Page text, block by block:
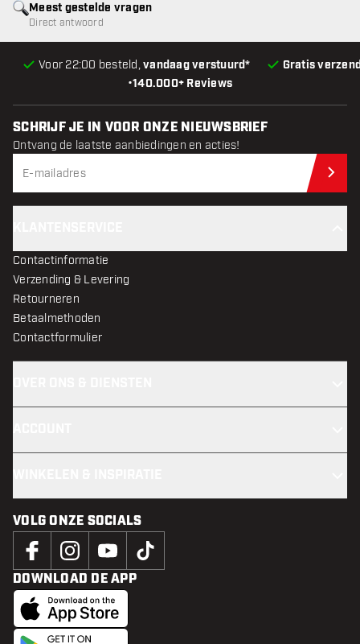
•140.000+ Reviews
Voor 22:00 besteld,vandaag verstuurd* Gratis
Meest gestelde vragen
Direct antwoord
SCHRIJF JE IN VOOR ONZE NIEUWSBRIEF
Ontvang de laatste aanbiedingen en acties!
Contactinformatie
Verzending & Levering
Retourneren
Betaalmethoden
Contactformulier
VOLG ONZE SOCIALS
DOWNLOAD DE APP